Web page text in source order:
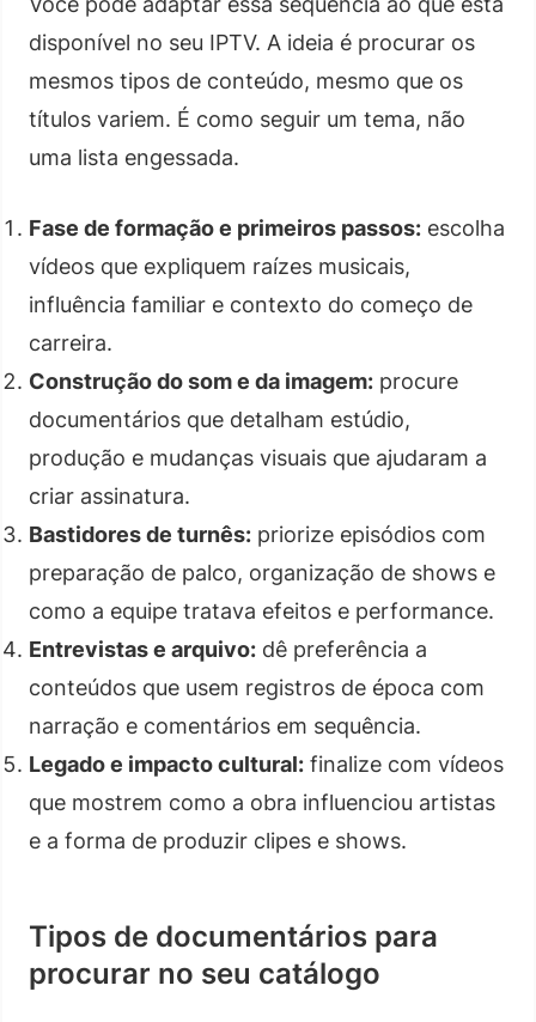
disponível no seu IPTV. A ideia é procurar os
mesmos tipos de conteúdo, mesmo que os
títulos variem. É como seguir um tema, não
uma lista engessada.
Fase de formação e primeiros passos: escolha
vídeos que expliquem raízes musicais,
influência familiar e contexto do começo de
carreira.
Construção do som e da imagem: procure
documentários que detalham estúdio,
produção e mudanças visuais que ajudaram a
criar assinatura.
Bastidores de turnês: priorize episódios com
preparação de palco, organização de shows e
como a equipe tratava efeitos e performance.
Entrevistas e arquivo: dê preferência a
conteúdos que usem registros de época com
narração e comentários em sequência.
Legado e impacto cultural: finalize com vídeos
que mostrem como a obra influenciou artistas
e a forma de produzir clipes e shows.
Tipos de documentários para
procurar no seu catálogo